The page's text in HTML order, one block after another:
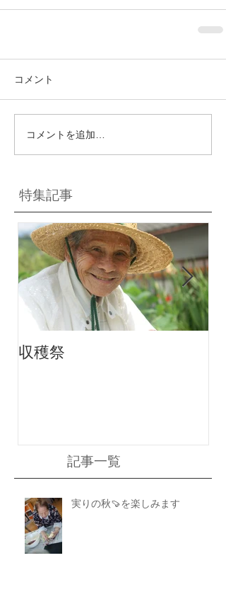
特集記事
記事一覧
コメント
コメントを追加…
収穫祭
実りの秋🍠を楽しみます